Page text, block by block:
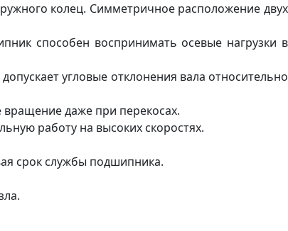
колец. Симметричное расположение двух
способен воспринимать осевые нагрузки в
угловые отклонения вала относительно
даже при перекосах.
работу на высоких скоростях.
срок службы подшипника.